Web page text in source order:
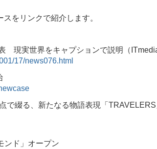
をリンクで紹介します。
現実世界をキャプションで説明（ITmedia
17/news076.html
で綴る、新たなる物語表現「
ンド」オープン